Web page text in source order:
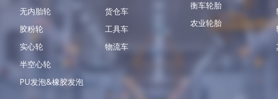
无内胎轮
胶粉轮
实心轮
半空心轮
PU发泡&橡胶发泡
货仓车
工具车
物流车
衡车轮胎
农业轮胎